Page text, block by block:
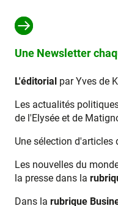
Une Newsletter
L'éditorial par Yves de
Les actualités
de l'Elysée et de
Une sélection d'articles
Les nouvelles du
la presse dans la
Dans la rubrique